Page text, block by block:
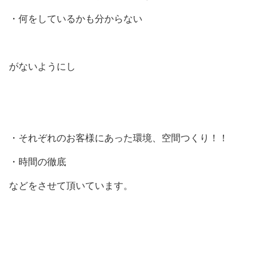
・何をしているかも分からない
がないようにし
・それぞれのお客様にあった環境、空間つくり！！
・時間の徹底
などをさせて頂いています。